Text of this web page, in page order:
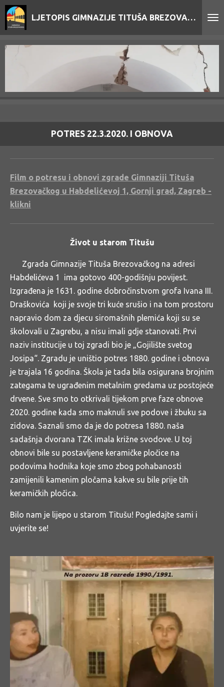
Skip
to
content
LJETOPIS GIMNAZIJE TITUŠA BREZOVAČKOG
POTRES 22.3.2020. I OBNOVA
Film o potresu i obnovi zgrade Gimnaziji Tituša
Brezovačkog u Habdelićevoj 1, Gornji grad, Zagreb -
klikni
Život u starom Titušu
Zgrada Gimnazije Tituša Brezovačkog na adresi
Habdelićeva 1 ima gotovo 400-godišnju povijest.
Izgrađena je 1631. godine dobročinstvom grofa Ivana III.
Draškovića koji je svoje tri kuće srušio i na tom prostoru
napravio dom za djecu siromašnih plemića koji su se
školovali u Zagrebu, a nisu imali gdje stanovati. Prvi
naziv institucije u toj zgradi bio je „Gojilište svetog
Josipa“. Zgradu je uništio potres 1880. godine i obnova
je trajala 16 godina. Škola je tada bila osigurana brojnim
zategama te ugrađenim metalnim gredama uz postojeće
drvene. Sve smo to otkrivali tijekom prve faze obnove
2020. godine kada smo maknuli sve podove i žbuku sa
zidova. Saznali smo da je do potresa 1880. naša
sadašnja dvorana TZK imala križne svodove. U toj
obnovi bile su postavljene keramičke pločice na
podovima hodnika koje smo zbog pohabanosti
zamijenili kamenim pločama kakve su bile prije tih
keramičkih pločica.
Bilo nam je lijepo u starom Titušu! Pogledajte sami i
uvjerite se!